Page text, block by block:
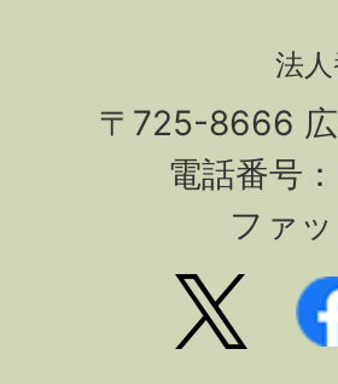
法
〒725-8666
電話番号
ファ